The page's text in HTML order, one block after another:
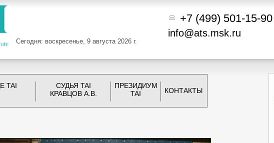
+7 (499) 501-15-90
info@ats.msk.ru
Сегодня: воскресенье, 9 августа 2026 г.
TAI
СУДЬЯ TAI
КРАВЦОВ А.В.
ПРЕЗИДИУМ
TAI
КОНТАКТЫ